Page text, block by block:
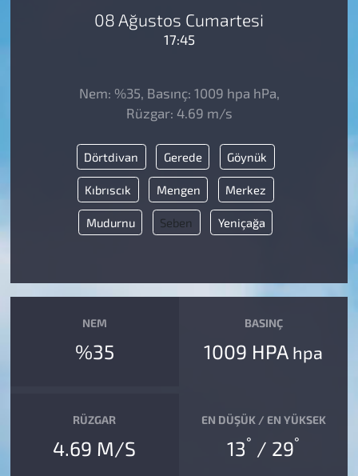
08 Ağustos Cumartesi
17:45
Nem: %35, Basınç: 1009 hpa hPa,
Rüzgar: 4.69 m/s
Dörtdivan Gerede Göynük
Kıbrıscık Mengen Merkez
Mudurnu Seben Yeniçağa
NEM
%35
BASINÇ
1009 HPA hpa
RÜZGAR
4.69 M/S
EN DÜŞÜK / EN YÜKSEK
13° / 29°